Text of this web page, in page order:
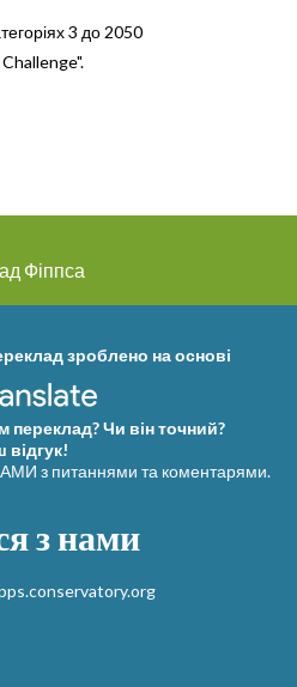
3 до 2050
Фіппса
зроблено на основі
переклад? Чи він точний?
відгук!
з питаннями та коментарями.
з нами